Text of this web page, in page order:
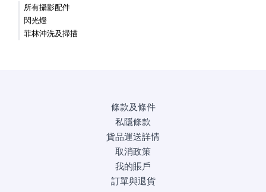
所有攝影配件
閃光燈
菲林沖洗及掃描
條款及條件
私隱條款
貨品運送詳情
取消政策
我的賬戶
訂單與退貨